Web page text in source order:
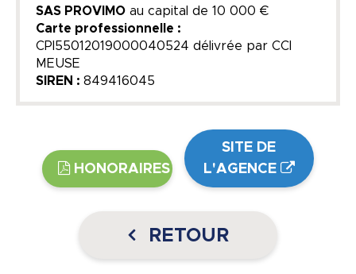
SAS PROVIMO au capital de 10 000 €
Carte professionnelle :
CPI55012019000040524 délivrée par CCI
MEUSE
SIREN : 849416045
HONORAIRES
SITE DE
L'AGENCE
RETOUR